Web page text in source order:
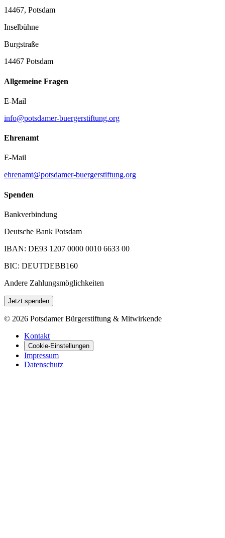
14467, Potsdam
Inselbühne
Burgstraße
14467 Potsdam
Allgemeine Fragen
E-Mail
info@potsdamer-buergerstiftung.org
Ehrenamt
E-Mail
ehrenamt@potsdamer-buergerstiftung.org
Spenden
Bankverbindung
Deutsche Bank Potsdam
IBAN: DE93 1207 0000 0010 6633 00
BIC: DEUTDEBB160
Andere Zahlungsmöglichkeiten
Jetzt spenden
© 2026 Potsdamer Bürgerstiftung & Mitwirkende
Kontakt
Cookie-Einstellungen
Impressum
Datenschutz